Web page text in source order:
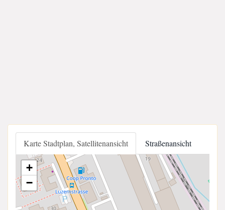
Karte Stadtplan, Satellitenansicht Straßenansicht
+
−